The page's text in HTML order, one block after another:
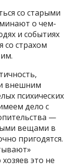
со старыми
о чем-
и событиях
со страхом
внешним
психических
дело с
—
вещами в
пригодятся.
это не